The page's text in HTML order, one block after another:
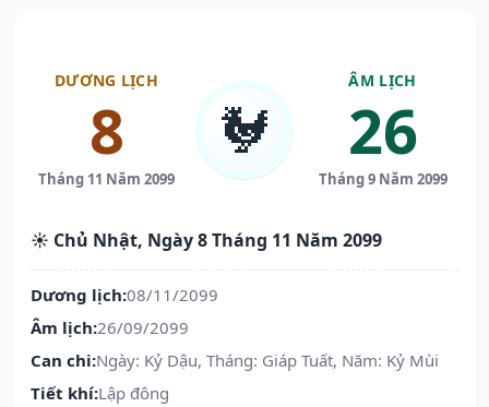
DƯƠNG LỊCH
8
Tháng 11 Năm 2099
🐓
ÂM LỊCH
26
Tháng 9 Năm 2099
☀️ Chủ Nhật, Ngày 8 Tháng 11 Năm 2099
Dương lịch:08/11/2099
Âm lịch:26/09/2099
Can chi:Ngày: Kỷ Dậu, Tháng: Giáp Tuất, Năm: Kỷ Mùi
Tiết khí:Lập đông